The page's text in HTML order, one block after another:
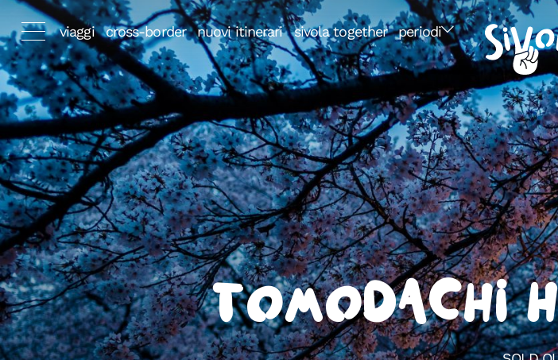
viaggi cross-border nuovi itinerari sivola together periodi
Tomodachi